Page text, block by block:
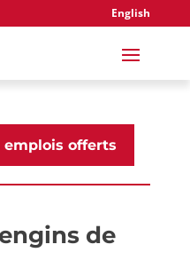
English
emplois offerts
de